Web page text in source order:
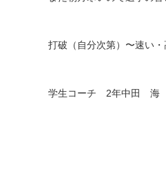
打破（自分次第）〜速い
学生コーチ 2年中田 海